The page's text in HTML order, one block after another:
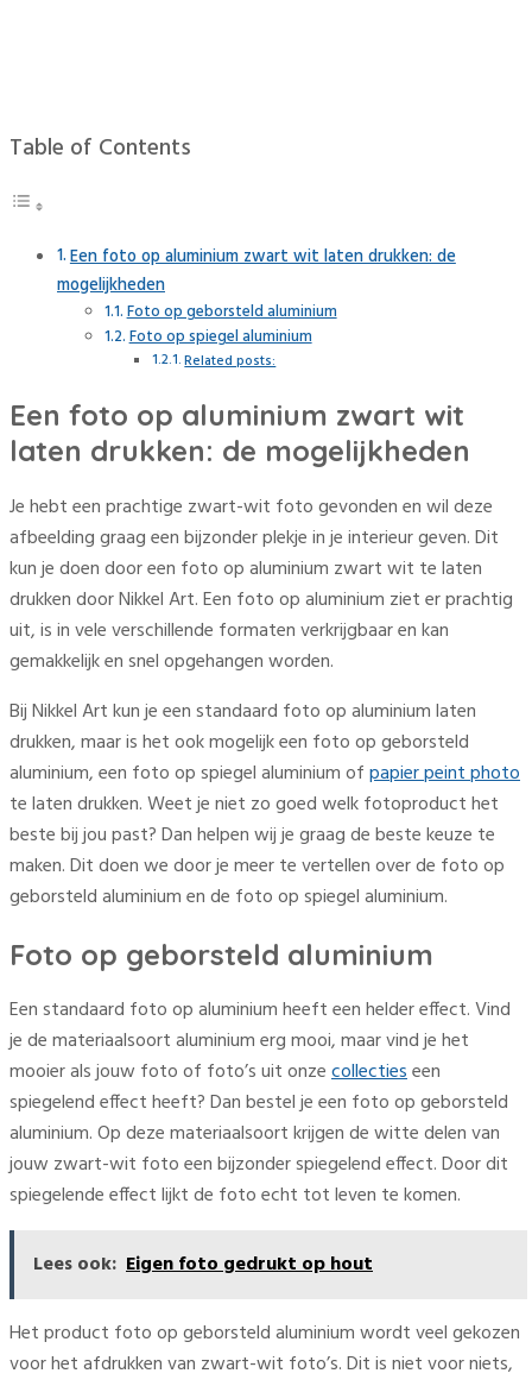
Table of Contents
Een foto op aluminium zwart wit laten drukken: de
mogelijkheden
Foto op geborsteld aluminium
Foto op spiegel aluminium
Related posts:
Een foto op aluminium zwart wit
laten drukken: de mogelijkheden
Je hebt een prachtige zwart-wit foto gevonden en wil deze
afbeelding graag een bijzonder plekje in je interieur geven. Dit
kun je doen door een foto op aluminium zwart wit te laten
drukken door Nikkel Art. Een foto op aluminium ziet er prachtig
uit, is in vele verschillende formaten verkrijgbaar en kan
gemakkelijk en snel opgehangen worden.
Bij Nikkel Art kun je een standaard foto op aluminium laten
drukken, maar is het ook mogelijk een foto op geborsteld
aluminium, een foto op spiegel aluminium ofpapier peint photo
te laten drukken. Weet je niet zo goed welk fotoproduct het
beste bij jou past? Dan helpen wij je graag de beste keuze te
maken. Dit doen we door je meer te vertellen over de foto op
geborsteld aluminium en de foto op spiegel aluminium.
Foto op geborsteld aluminium
Een standaard foto op aluminium heeft een helder effect. Vind
je de materiaalsoort aluminium erg mooi, maar vind je het
mooier als jouw foto of foto’s uit onzecollectieseen
spiegelend effect heeft? Dan bestel je een foto op geborsteld
aluminium. Op deze materiaalsoort krijgen de witte delen van
jouw zwart-wit foto een bijzonder spiegelend effect. Door dit
spiegelende effect lijkt de foto echt tot leven te komen.
Lees ook: Eigen foto gedrukt op hout
Het product foto op geborsteld aluminium wordt veel gekozen
voor het afdrukken van zwart-wit foto’s. Dit is niet voor niets,